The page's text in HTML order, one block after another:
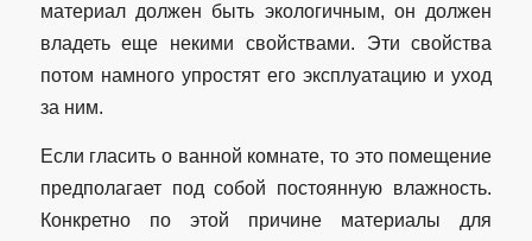
материал должен быть экологичным, он должен
владеть еще некими свойствами. Эти свойства
потом намного упростят его эксплуатацию и уход
за ним.
Если гласить о ванной комнате, то это помещение
предполагает под собой постоянную влажность.
Конкретно по этой причине материалы для